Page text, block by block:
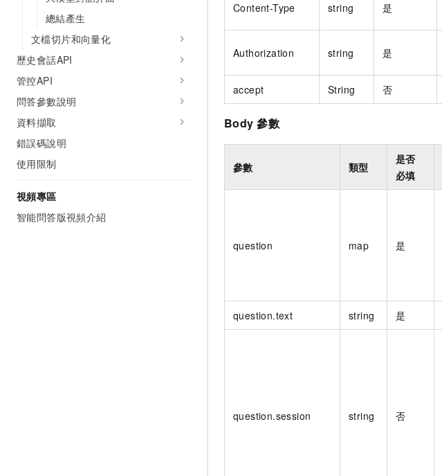
總結產生
文檔切片和向量化
歷史會話API
管控API
問答參數說明
資料擷取
錯誤碼說明
使用限制
視頻專區
智能問答版視頻介紹
Content-Type string 是
Authorization string 是
accept String 否
Body 參數
參數 類型
是否
必填
question map 是
question.text string 是
question.session string 否